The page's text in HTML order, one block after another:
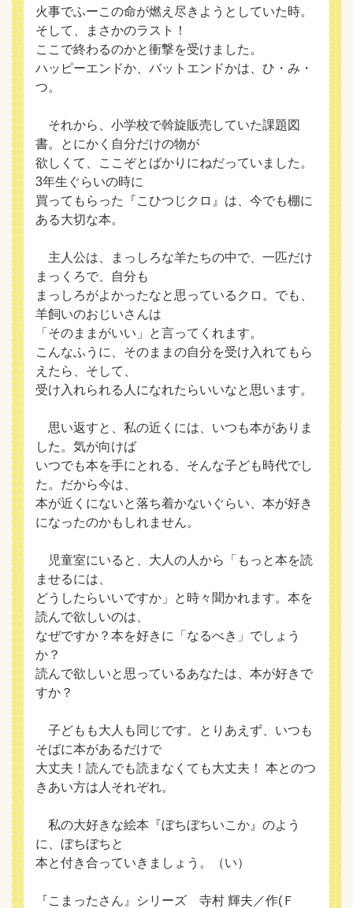
火事でふーこの命が燃え尽きようとしていた時。
そして、まさかのラスト！
ここで終わるのかと衝撃を受けました。
ハッピーエンドか、バットエンドかは、ひ・み・
つ。
それから、小学校で斡旋販売していた課題図
書。とにかく自分だけの物が
欲しくて、ここぞとばかりにねだっていました。
3年生ぐらいの時に
買ってもらった『こひつじクロ』は、今でも棚に
ある大切な本。
主人公は、まっしろな羊たちの中で、一匹だけ
まっくろで、自分も
まっしろがよかったなと思っているクロ。でも、
羊飼いのおじいさんは
「そのままがいい」と言ってくれます。
こんなふうに、そのままの自分を受け入れてもら
えたら、そして、
受け入れられる人になれたらいいなと思います。
思い返すと、私の近くには、いつも本がありま
した。気が向けば
いつでも本を手にとれる、そんな子ども時代でし
た。だから今は、
本が近くにないと落ち着かないぐらい、本が好き
になったのかもしれません。
児童室にいると、大人の人から「もっと本を読
ませるには、
どうしたらいいですか」と時々聞かれます。本を
読んで欲しいのは、
なぜですか？本を好きに「なるべき」でしょう
か？
読んで欲しいと思っているあなたは、本が好きで
すか？
子どもも大人も同じです。とりあえず、いつも
そばに本があるだけで
大丈夫！読んでも読まなくても大丈夫！ 本とのつ
きあい方は人それぞれ。
私の大好きな絵本『ぼちぼちいこか』のよう
に、ぼちぼちと
本と付き合っていきましょう。（い）
『こまったさん』シリーズ 寺村 輝夫／作(Ｆ